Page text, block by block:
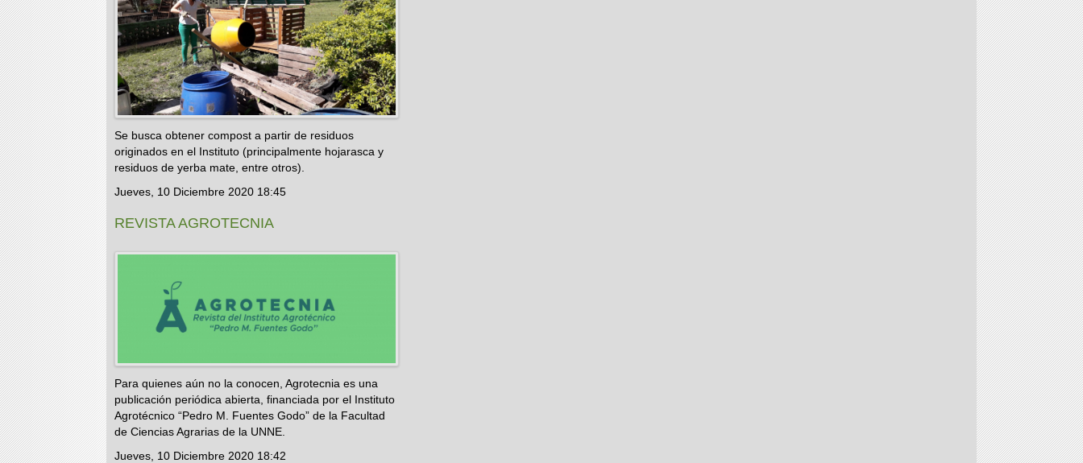
Se busca obtener compost a partir de residuos
originados en el Instituto (principalmente hojarasca y
residuos de yerba mate, entre otros).
Jueves, 10 Diciembre 2020 18:45
REVISTA AGROTECNIA
Para quienes aún no la conocen, Agrotecnia es una
publicación periódica abierta, financiada por el Instituto
Agrotécnico “Pedro M. Fuentes Godo” de la Facultad
de Ciencias Agrarias de la UNNE.
Jueves, 10 Diciembre 2020 18:42